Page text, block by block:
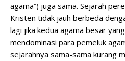
agama”) juga sama. Sejarah
Kristen tidak jauh berbeda
lagi jika kedua agama besar
mendominasi para pemeluk
sejarahnya sama-sama kurang